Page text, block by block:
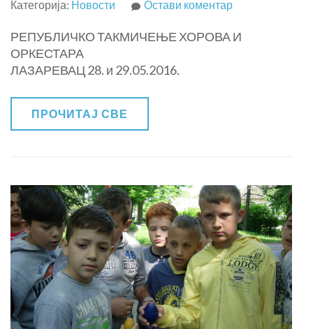
Категорија: Новости Остави коментарна
ОШ
РЕПУБЛИЧКО ТАКМИЧЕЊЕ ХОРОВА И
ОРКЕСТАРА
ЛАЗАРЕВАЦ 28. и 29.05.2016.
ПРОЧИТАЈ СВЕ